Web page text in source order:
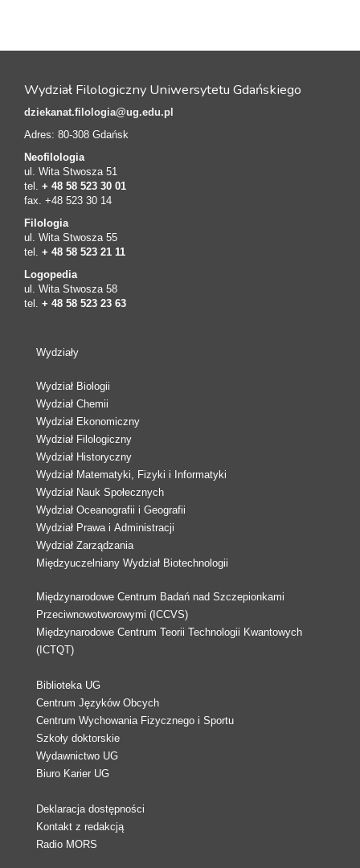
Wydział Filologiczny Uniwersytetu Gdańskiego
dziekanat.filologia@ug.edu.pl
Adres: 80-308 Gdańsk
Neofilologia
ul. Wita Stwosza 51
tel. + 48 58 523 30 01
fax. +48 523 30 14
Filologia
ul. Wita Stwosza 55
tel. + 48 58 523 21 11
Logopedia
ul. Wita Stwosza 58
tel. + 48 58 523 23 63
Wydziały
Wydział Biologii
Wydział Chemii
Wydział Ekonomiczny
Wydział Filologiczny
Wydział Historyczny
Wydział Matematyki, Fizyki i Informatyki
Wydział Nauk Społecznych
Wydział Oceanografii i Geografii
Wydział Prawa i Administracji
Wydział Zarządzania
Międzyuczelniany Wydział Biotechnologii
Międzynarodowe Centrum Badań nad Szczepionkami
Przeciwnowotworowymi (ICCVS)
Międzynarodowe Centrum Teorii Technologii Kwantowych
(ICTQT)
Biblioteka UG
Centrum Języków Obcych
Centrum Wychowania Fizycznego i Sportu
Szkoły doktorskie
Wydawnictwo UG
Biuro Karier UG
Deklaracja dostępności
Kontakt z redakcją
Radio MORS